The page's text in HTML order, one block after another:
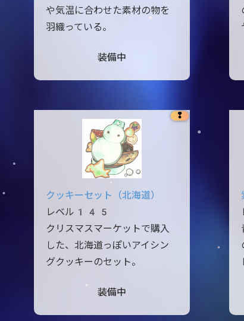
や気温に合わせた素材の物を
羽織っている。
装備中
❢
クッキーセット（北海道）
レベル145
クリスマスマーケットで購入
した、北海道っぽいアイシン
グクッキーのセット。
装備中